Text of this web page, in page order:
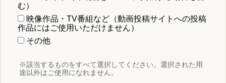
む）
映像作品・TV番組など（動画投稿サイトへの投稿
作品にはご使用いただけません）
その他
※該当するものをすべて選択してください。選択された用
途以外はご使用になれません。